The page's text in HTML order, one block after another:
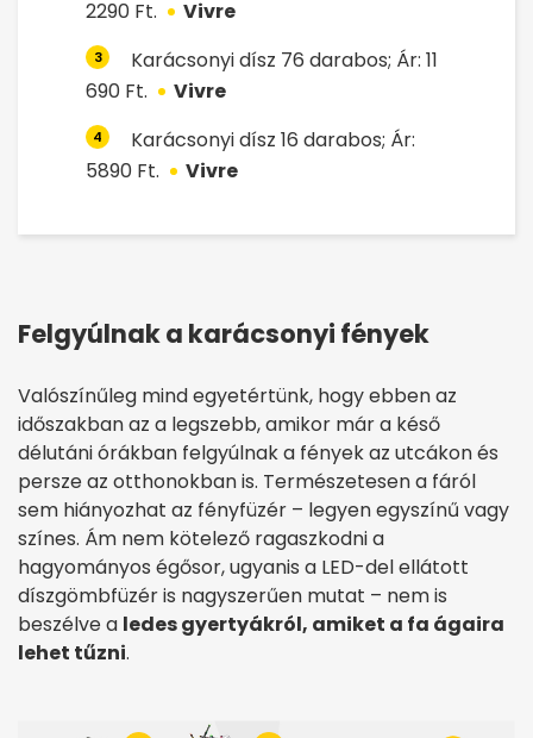
2290 Ft. Vivre
3
Karácsonyi dísz 76 darabos; Ár: 11
690 Ft.
Vivre
4
Karácsonyi dísz 16 darabos; Ár:
5890 Ft.
Vivre
Felgyúlnak a karácsonyi fények
Valószínűleg mind egyetértünk, hogy ebben az
időszakban az a legszebb, amikor már a késő
délutáni órákban felgyúlnak a fények az utcákon és
persze az otthonokban is. Természetesen a fáról
sem hiányozhat az fényfüzér – legyen egyszínű vagy
színes. Ám nem kötelező ragaszkodni a
hagyományos égősor, ugyanis a LED-del ellátott
díszgömbfüzér is nagyszerűen mutat – nem is
beszélve a ledes gyertyákról, amiket a fa ágaira
lehet tűzni.